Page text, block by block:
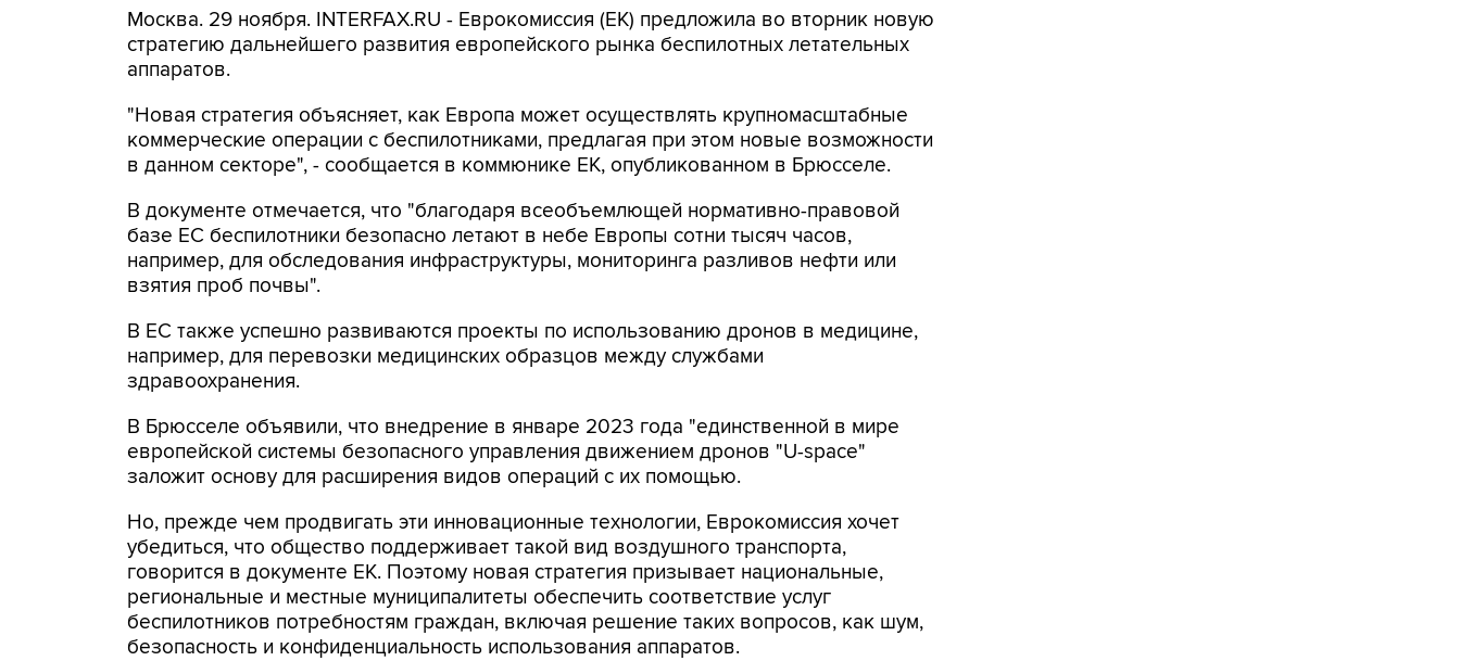
Москва. 29 ноября. INTERFAX.RU - Еврокомиссия (ЕК) предложила во вторник новую
стратегию дальнейшего развития европейского рынка беспилотных летательных
аппаратов.
"Новая стратегия объясняет, как Европа может осуществлять крупномасштабные
коммерческие операции с беспилотниками, предлагая при этом новые возможности
в данном секторе", - сообщается в коммюнике ЕК, опубликованном в Брюсселе.
В документе отмечается, что "благодаря всеобъемлющей нормативно-правовой
базе ЕС беспилотники безопасно летают в небе Европы сотни тысяч часов,
например, для обследования инфраструктуры, мониторинга разливов нефти или
взятия проб почвы".
В ЕС также успешно развиваются проекты по использованию дронов в медицине,
например, для перевозки медицинских образцов между службами
здравоохранения.
В Брюсселе объявили, что внедрение в январе 2023 года "единственной в мире
европейской системы безопасного управления движением дронов "U-space"
заложит основу для расширения видов операций с их помощью.
Но, прежде чем продвигать эти инновационные технологии, Еврокомиссия хочет
убедиться, что общество поддерживает такой вид воздушного транспорта,
говорится в документе ЕК. Поэтому новая стратегия призывает национальные,
региональные и местные муниципалитеты обеспечить соответствие услуг
беспилотников потребностям граждан, включая решение таких вопросов, как шум,
безопасность и конфиденциальность использования аппаратов.